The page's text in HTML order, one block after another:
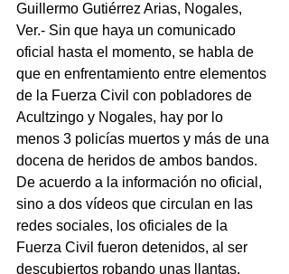
Guillermo Gutiérrez Arias, Nogales,
Ver.- Sin que haya un comunicado
oficial hasta el momento, se habla de
que en enfrentamiento entre elementos
de la Fuerza Civil con pobladores de
Acultzingo y Nogales, hay por lo
menos 3 policías muertos y más de una
docena de heridos de ambos bandos.
De acuerdo a la información no oficial,
sino a dos vídeos que circulan en las
redes sociales, los oficiales de la
Fuerza Civil fueron detenidos, al ser
descubiertos robando unas llantas,